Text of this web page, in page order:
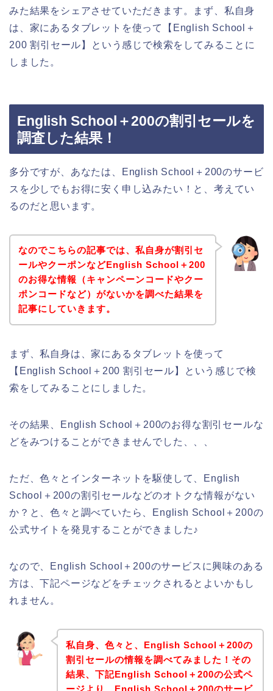
みた結果をシェアさせていただきます。まず、私自身
は、家にあるタブレットを使って【English School＋
200 割引セール】という感じで検索をしてみることに
しました。
English School＋200の割引セールを
調査した結果！
多分ですが、あなたは、English School＋200のサービ
スを少しでもお得に安く申し込みたい！と、考えてい
るのだと思います。
なのでこちらの記事では、私自身が割引セ
ールやクーポンなどEnglish School＋200
のお得な情報（キャンペーンコードやクー
ポンコードなど）がないかを調べた結果を
記事にしていきます。
まず、私自身は、家にあるタブレットを使って
【English School＋200 割引セール】という感じで検
索をしてみることにしました。
その結果、English School＋200のお得な割引セールな
どをみつけることができませんでした、、、
ただ、色々とインターネットを駆使して、English
School＋200の割引セールなどのオトクな情報がない
か？と、色々と調べていたら、English School＋200の
公式サイトを発見することができました♪
なので、English School＋200のサービスに興味のある
方は、下記ページなどをチェックされるとよいかもし
れません。
私自身、色々と、English School＋200の
割引セールの情報を調べてみました！その
結果、下記English School＋200の公式ペ
ージより、English School＋200のサービ